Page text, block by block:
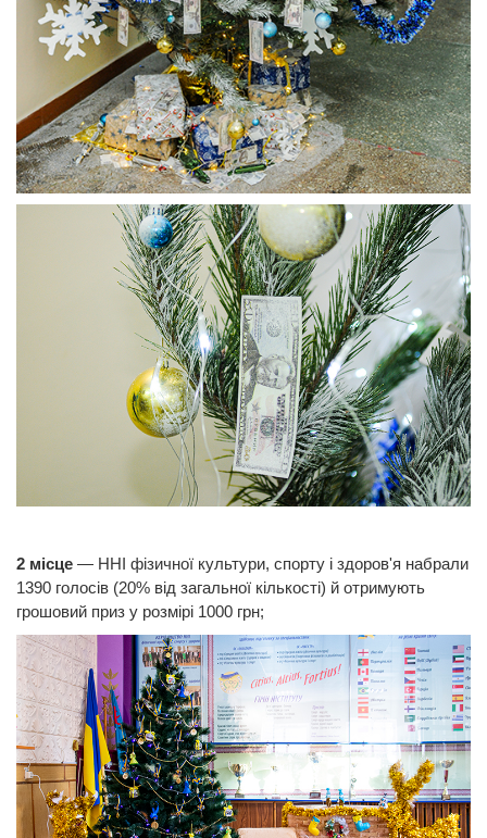
2 місце — ННІ фізичної культури, спорту і здоров'я набрали
1390 голосів (20% від загальної кількості) й отримують
грошовий приз у розмірі 1000 грн;